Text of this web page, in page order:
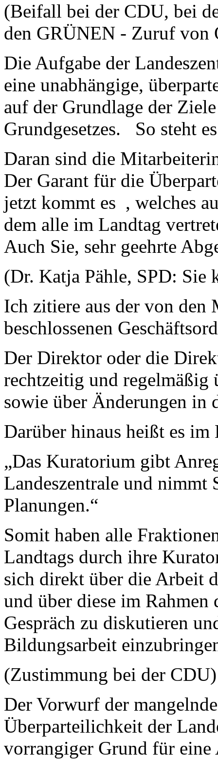
(Beifall bei der CDU, bei
den GRÜNEN - Zuruf
Die Aufgabe der
eine unabhängige,
auf der Grundlage der
Grundgesetzes. So steht
Daran sind die
Der Garant für die
jetzt kommt es , welches
dem alle im Landtag
Auch Sie, sehr geehrte
(Dr. Katja Pähle, SPD: Sie
Ich zitiere aus der von den
beschlossenen
Der Direktor oder die
rechtzeitig und regelmäßig
sowie über Änderungen in
Darüber hinaus heißt es im
„Das Kuratorium gibt
Landeszentrale und nimmt
Planungen.“
Somit haben alle
Landtags durch ihre
sich direkt über die Arbeit
und über diese im
Gespräch zu diskutieren
Bildungsarbeit
(Zustimmung bei der CDU)
Der Vorwurf der
Überparteilichkeit der
vorrangiger Grund für